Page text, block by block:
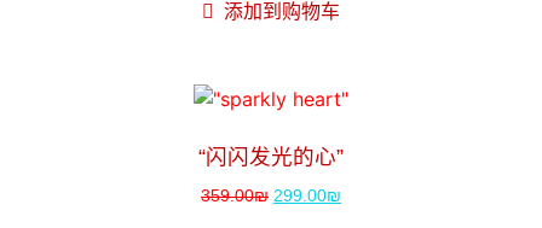
添加到购物车
“闪闪发光的心”
359.00₪ 299.00₪